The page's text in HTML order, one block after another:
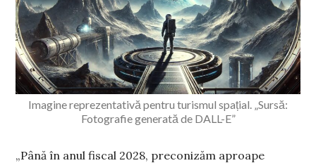
Imagine reprezentativă pentru turismul spațial. „Sursă:
Fotografie generată de DALL-E”
„Până în anul fiscal 2028, preconizăm aproape